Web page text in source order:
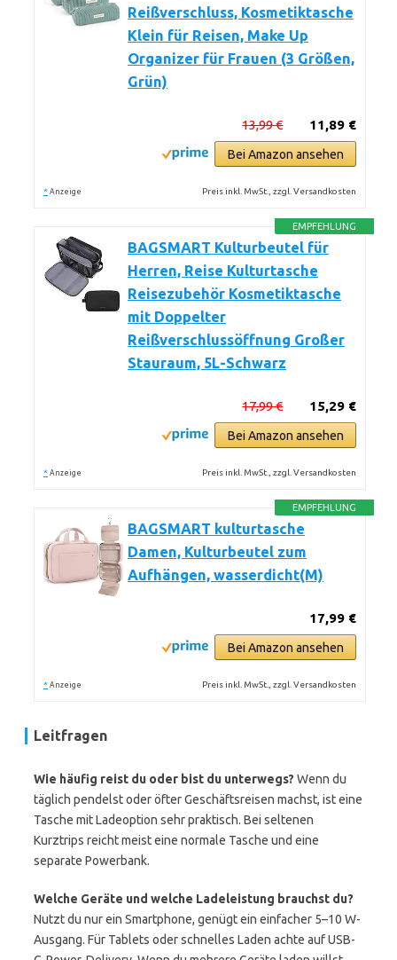
Reißverschluss, Kosmetiktasche
Klein für Reisen, Make Up
Organizer für Frauen (3 Größen,
Grün)
11,89 €
13,99 €
Bei Amazon ansehen
* Anzeige Preis inkl. MwSt., zzgl. Versandkosten
EMPFEHLUNG
BAGSMART Kulturbeutel für
Herren, Reise Kulturtasche
Reisezubehör Kosmetiktasche
mit Doppelter
Reißverschlussöffnung Großer
Stauraum, 5L-Schwarz
15,29 €
17,99 €
Bei Amazon ansehen
* Anzeige Preis inkl. MwSt., zzgl. Versandkosten
EMPFEHLUNG
BAGSMART kulturtasche
Damen, Kulturbeutel zum
Aufhängen, wasserdicht(M)
17,99 €
Bei Amazon ansehen
* Anzeige Preis inkl. MwSt., zzgl. Versandkosten
Leitfragen
Wie häufig reist du oder bist du unterwegs? Wenn du
täglich pendelst oder öfter Geschäftsreisen machst, ist eine
Tasche mit Ladeoption sehr praktisch. Bei seltenen
Kurztrips reicht meist eine normale Tasche und eine
separate Powerbank.
Welche Geräte und welche Ladeleistung brauchst du?
Nutzt du nur ein Smartphone, genügt ein einfacher 5–10 W-
Ausgang. Für Tablets oder schnelles Laden achte auf USB-